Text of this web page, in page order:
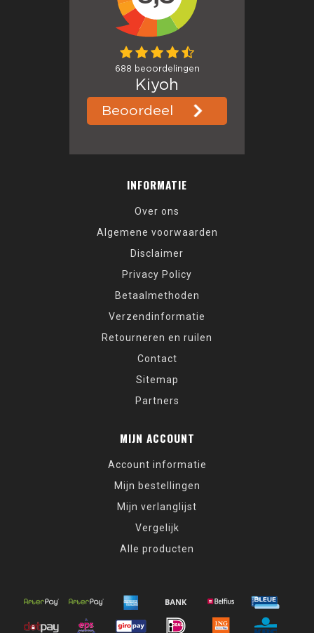
INFORMATIE
Over ons
Algemene voorwaarden
Disclaimer
Privacy Policy
Betaalmethoden
Verzendinformatie
Retourneren en ruilen
Contact
Sitemap
Partners
MIJN ACCOUNT
Account informatie
Mijn bestellingen
Mijn verlanglijst
Vergelijk
Alle producten